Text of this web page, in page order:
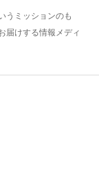
うミッションのも
届けする情報メディ